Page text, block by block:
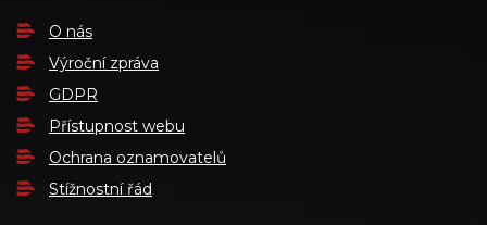
O nás
Výroční zpráva
GDPR
Přístupnost webu
Ochrana oznamovatelů
Stížnostní řád